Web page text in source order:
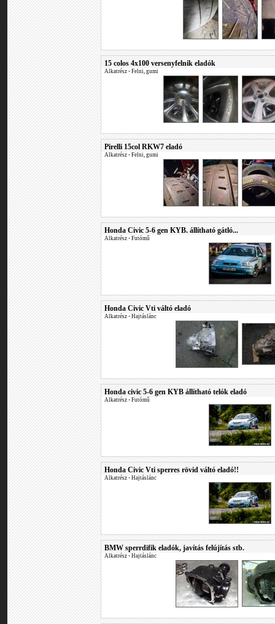
15 colos 4x100 versenyfelnik eladók
Alkatrész • Felni, gumi
Pirelli 15col RKW7 eladó
Alkatrész • Felni, gumi
Honda Civic 5-6 gen KYB. állítható gátló...
Alkatrész • Futómű
Honda Civic Vti váltó eladó
Alkatrész • Hajtáslánc
Honda civic 5-6 gen KYB állítható telók eladó
Alkatrész • Futómű
Honda Civic Vti sperres rövid váltó eladó!!
Alkatrész • Hajtáslánc
BMW sperrdifik eladók, javítás felújítás stb.
Alkatrész • Hajtáslánc